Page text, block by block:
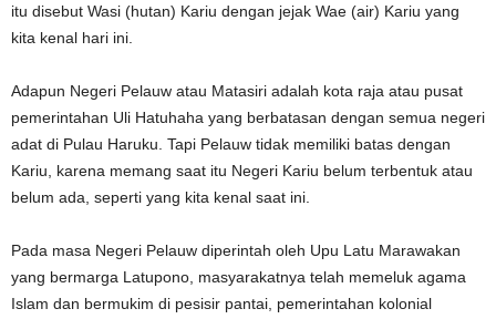
itu disebut Wasi (hutan) Kariu dengan jejak Wae (air) Kariu yang
kita kenal hari ini.
Adapun Negeri Pelauw atau Matasiri adalah kota raja atau pusat
pemerintahan Uli Hatuhaha yang berbatasan dengan semua negeri
adat di Pulau Haruku. Tapi Pelauw tidak memiliki batas dengan
Kariu, karena memang saat itu Negeri Kariu belum terbentuk atau
belum ada, seperti yang kita kenal saat ini.
Pada masa Negeri Pelauw diperintah oleh Upu Latu Marawakan
yang bermarga Latupono, masyarakatnya telah memeluk agama
Islam dan bermukim di pesisir pantai, pemerintahan kolonial